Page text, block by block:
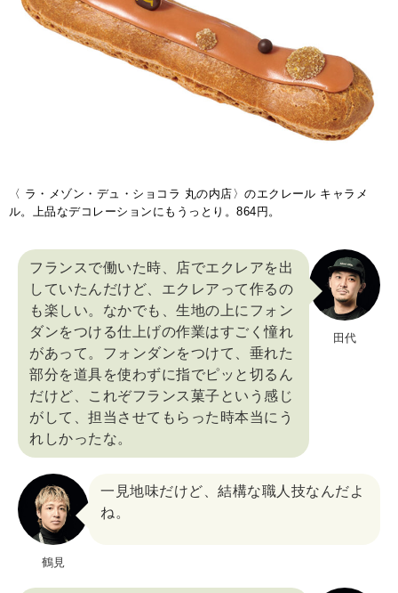
〈 ラ・メゾン・デュ・ショコラ 丸の内店〉のエクレール キャラメ
ル。上品なデコレーションにもうっとり。864円。
田代
フランスで働いた時、店でエクレアを出
していたんだけど、エクレアって作るの
も楽しい。なかでも、生地の上にフォン
ダンをつける仕上げの作業はすごく憧れ
があって。フォンダンをつけて、垂れた
部分を道具を使わずに指でピッと切るん
だけど、これぞフランス菓子という感じ
がして、担当させてもらった時本当にう
れしかったな。
鶴見
一見地味だけど、結構な職人技なんだよ
ね。